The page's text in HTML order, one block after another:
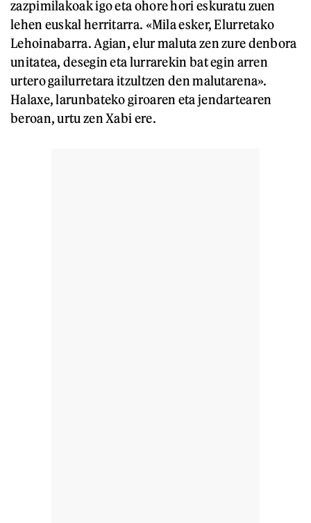
zazpimilakoak igo eta ohore hori eskuratu zuen
lehen euskal herritarra. «Mila esker, Elurretako
Lehoinabarra. Agian, elur maluta zen zure denbora
unitatea, desegin eta lurrarekin bat egin arren
urtero gailurretara itzultzen den malutarena».
Halaxe, larunbateko giroaren eta jendartearen
beroan, urtu zen Xabi ere.